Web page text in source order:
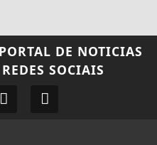
DE NOTICIAS
SOCIAIS